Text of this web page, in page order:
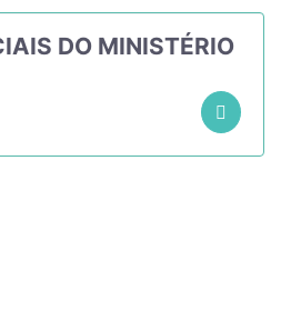
DO MINISTÉRIO